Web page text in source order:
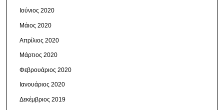
Ιούνιος 2020
Μάιος 2020
Απρίλιος 2020
Μάρτιος 2020
Φεβρουάριος 2020
Ιανουάριος 2020
Δεκέμβριος 2019